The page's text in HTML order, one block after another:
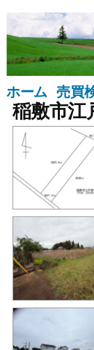
ン
テ
ン
ツホーム 売買
稲敷市